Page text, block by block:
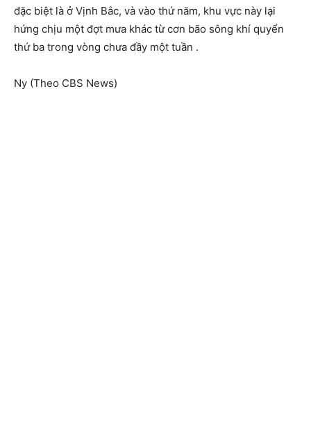
đặc biệt là ở Vịnh Bắc, và vào thứ năm, khu vực này lại
hứng chịu một đợt mưa khác từ cơn bão sông khí quyển
thứ ba trong vòng chưa đầy một tuần .
Ny (Theo CBS News)